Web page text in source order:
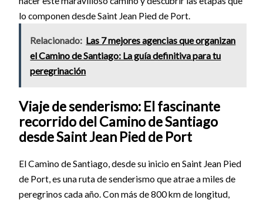
lo componen desde Saint Jean Pied de Port.
Relacionado: Las 7 mejores agencias que organizan
el Camino de Santiago: La guía definitiva para tu
peregrinación
Viaje de senderismo: El fascinante
recorrido del Camino de Santiago
desde Saint Jean Pied de Port
El Camino de Santiago, desde su inicio en Saint Jean Pied
de Port, es una ruta de senderismo que atrae a miles de
peregrinos cada año. Con más de 800 km de longitud,